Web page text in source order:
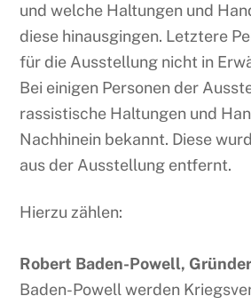
und welche Haltungen und
diese hinausgingen. Letztere
für die Ausstellung nicht in
Bei einigen Personen der
rassistische Haltungen und
Nachhinein bekannt. Diese
aus der Ausstellung entfernt.
Hierzu zählen:
Robert Baden-Powell,
Baden-Powell werden